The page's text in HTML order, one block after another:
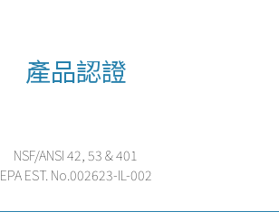
產品認證
NSF/ANSI 42, 53 & 401
EPA EST. No.002623-IL-002